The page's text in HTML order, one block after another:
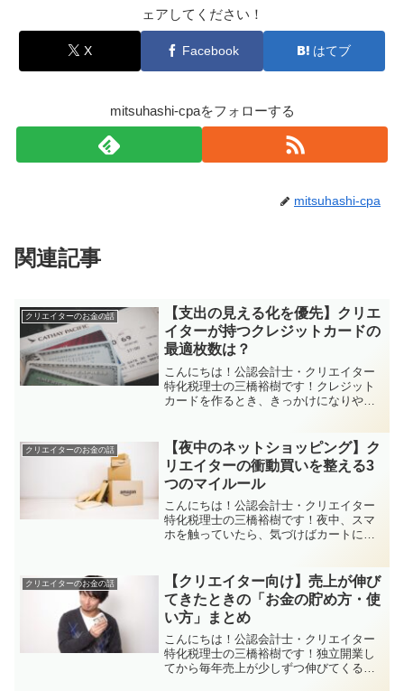
ェアしてください！
X Facebook はてブ
mitsuhashi-cpaをフォローする
mitsuhashi-cpa
関連記事
クリエイターのお金の話
【支出の見える化を優先】クリエ
イターが持つクレジットカードの
最適枚数は？
こんにちは！公認会計士・クリエイター
特化税理士の三橋裕樹です！クレジット
カードを作るとき、きっかけになりやす
計分がまるまるタダになりますよ」みた
いなことを言われると、つ...
クリエイターのお金の話
【夜中のネットショッピング】ク
リエイターの衝動買いを整える3
つのマイルール
こんにちは！公認会計士・クリエイター
特化税理士の三橋裕樹です！夜中、スマ
ホを触っていたら、気づけばカートに入
だから…」言い訳はたくさん浮かぶけ
ど、朝になってちょっと後悔...
クリエイターのお金の話
【クリエイター向け】売上が伸び
てきたときの「お金の貯め方・使
い方」まとめ
こんにちは！公認会計士・クリエイター
特化税理士の三橋裕樹です！独立開業し
てから毎年売上が少しずつ伸びてくる